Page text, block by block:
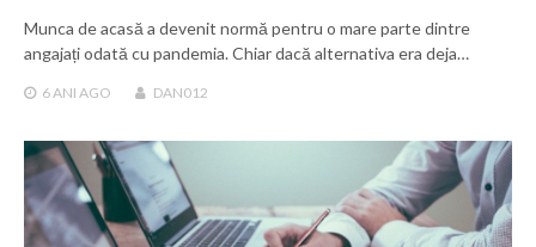
Munca de acasă a devenit normă pentru o mare parte dintre
angajați odată cu pandemia. Chiar dacă alternativa era deja…
6 ANI AGO DAN012